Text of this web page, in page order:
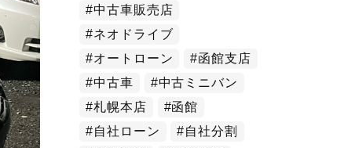
中古車販売店
ネオドライブ
オートローン
函館支店
中古車
中古ミニバン
札幌本店
函館
自社ローン
自社分割